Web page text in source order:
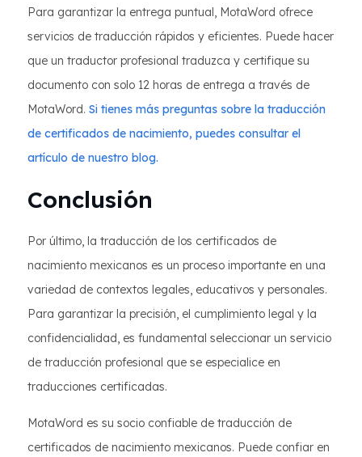
Para garantizar la entrega puntual, MotaWord ofrece
servicios de traducción rápidos y eficientes. Puede hacer
que un traductor profesional traduzca y certifique su
documento con solo 12 horas de entrega a través de
MotaWord. Si tienes más preguntas sobre la traducción
de certificados de nacimiento, puedes consultar el
artículo de nuestro blog.
Conclusión
Por último, la traducción de los certificados de
nacimiento mexicanos es un proceso importante en una
variedad de contextos legales, educativos y personales.
Para garantizar la precisión, el cumplimiento legal y la
confidencialidad, es fundamental seleccionar un servicio
de traducción profesional que se especialice en
traducciones certificadas.
MotaWord es su socio confiable de traducción de
certificados de nacimiento mexicanos. Puede confiar en